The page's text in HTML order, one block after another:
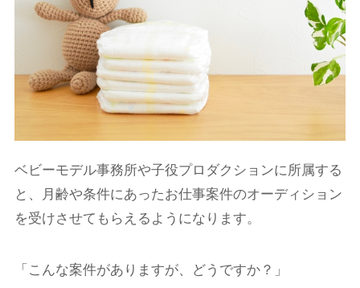
ベビーモデル事務所や子役プロダクションに所属する
と、月齢や条件にあったお仕事案件のオーディション
を受けさせてもらえるようになります。
「こんな案件がありますが、どうですか？」